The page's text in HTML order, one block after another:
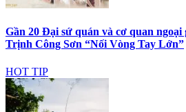
Gần 20 Đại sứ quán và cơ quan
Trịnh Công Sơn “Nối Vòng Tay Lớn”
HOT TIP